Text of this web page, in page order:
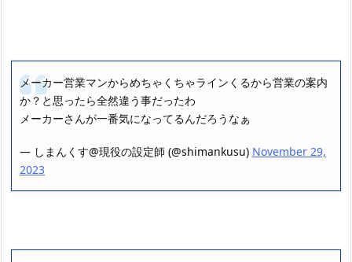
メーカー営業マンからめちゃくちゃラインくるから営業の案内
か？と思ったら全然違う事だったわ
メーカーさんが一番気になってるんだろうなぁ
— しまんくす@現役の設定師 (@shimankusu) November 29,
2023